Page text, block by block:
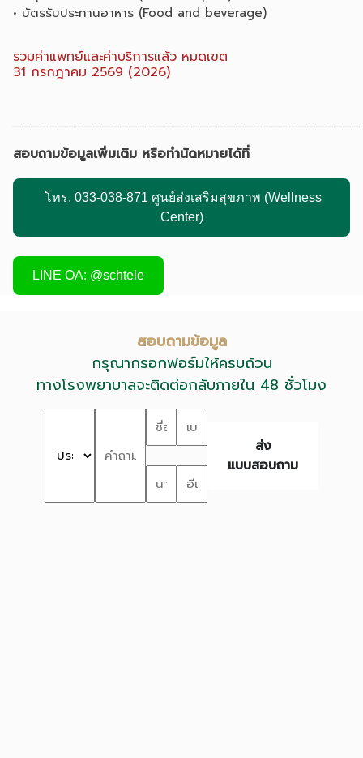
• บัตรรับประทานอาหาร (Food and beverage)
รวมค่าแพทย์และค่าบริการแล้ว หมดเขต
31 กรกฎาคม 2569 (2026)
สอบถามข้อมูลเพิ่มเติม หรือทำนัดหมายได้ที่
โทร. 033-038-871 ศูนย์ส่งเสริมสุขภาพ (Wellness
Center)
LINE OA: @schtele
สอบถามข้อมูล
กรุณากรอกฟอร์มให้ครบถ้วน
ทางโรงพยาบาลจะติดต่อกลับภายใน 48 ชั่วโมง
ส่ง
แบบสอบถาม